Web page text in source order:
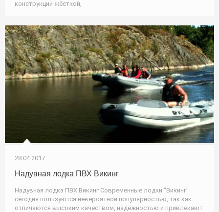
конструкции жёсткой,
28.04.2017
Надувная лодка ПВХ Викинг
Надувная лодка ПВХ Викинг Современные лодки "Викинг"
сегодня пользуются невероятной популярностью, так как
отличаются высоким качеством, надёжностью и привлекают